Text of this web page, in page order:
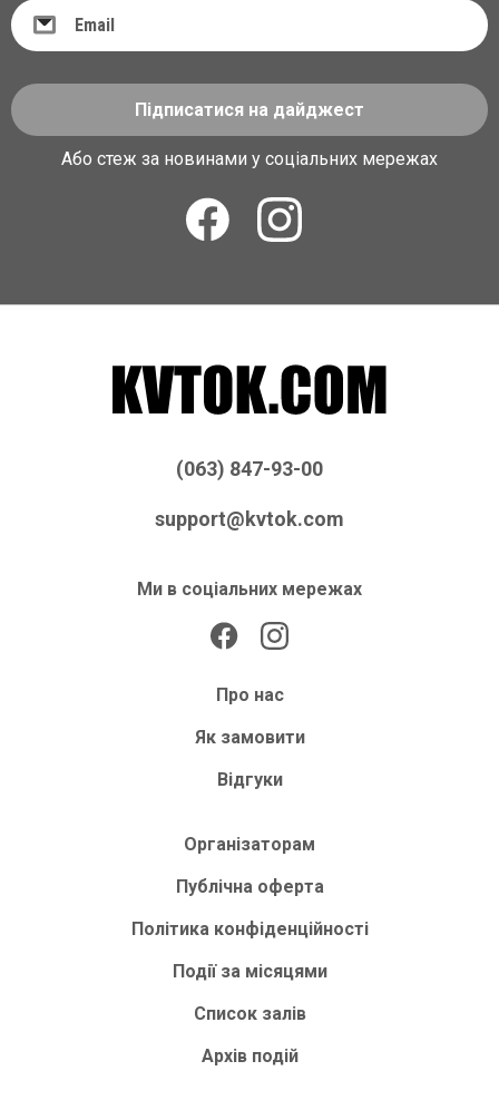
Підписатися на дайджест
Або стеж за новинами у соціальних мережах
(063) 847-93-00
support@kvtok.com
Ми в соціальних мережах
Про нас
Як замовити
Відгуки
Організаторам
Публічна оферта
Політика конфіденційності
Події за місяцями
Список залів
Архів подій